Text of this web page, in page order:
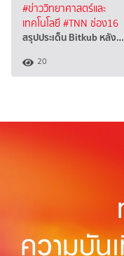
#ข่าววิทยาศาสตร์และ
เทคโนโลยี#TNN ช่อง16
สรุปประเด็น Bitkub หลัง…
20